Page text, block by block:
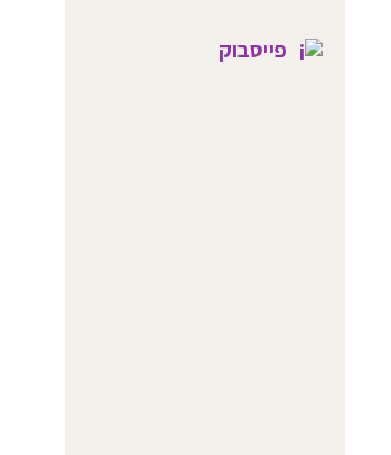
פייסבוק